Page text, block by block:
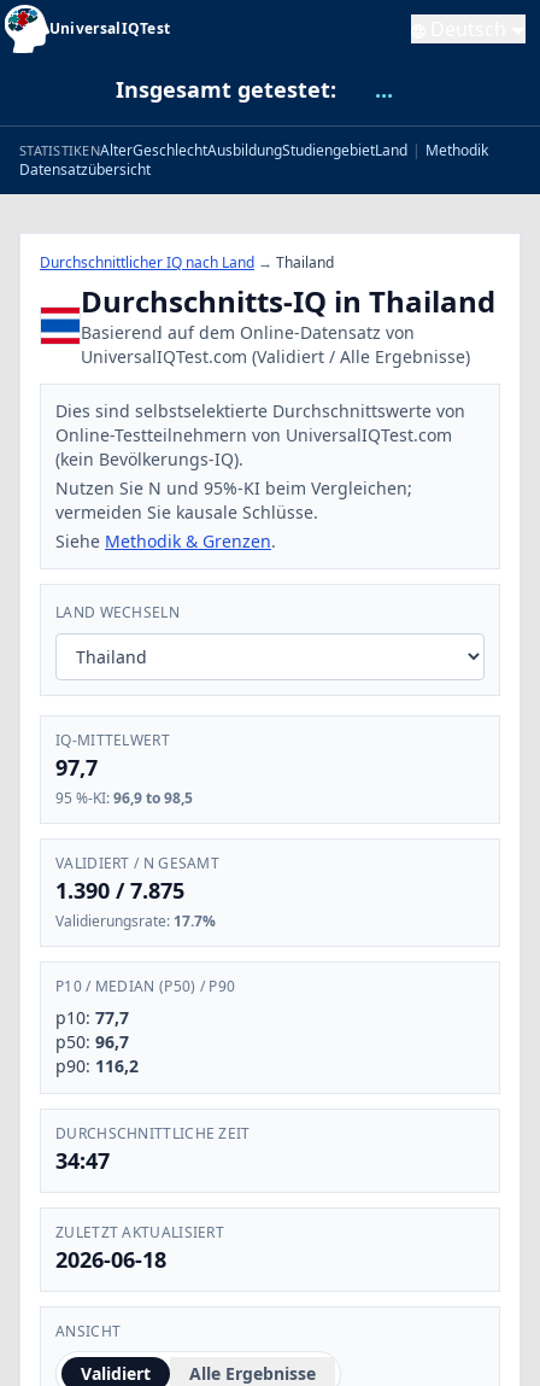
UniversalIQTest
Insgesamt getestet: ...
STATISTIKENAlterGeschlechtAusbildungStudiengebietLand | Methodik
Datensatzübersicht
Durchschnittlicher IQ nach Land → Thailand
Durchschnitts-IQ in Thailand
Basierend auf dem Online-Datensatz von
UniversalIQTest.com (Validiert / Alle Ergebnisse)
Dies sind selbstselektierte Durchschnittswerte von
Online-Testteilnehmern von UniversalIQTest.com
(kein Bevölkerungs-IQ).
Nutzen Sie N und 95%-KI beim Vergleichen;
vermeiden Sie kausale Schlüsse.
Siehe Methodik & Grenzen.
LAND WECHSELN
IQ-MITTELWERT
97,7
95 %-KI:96,9 to 98,5
VALIDIERT / N GESAMT
1.390 /7.875
Validierungsrate: 17.7%
P10/ MEDIAN (P50) / P90
p10: 77,7
p50: 96,7
p90: 116,2
DURCHSCHNITTLICHE ZEIT
34:47
ZULETZT AKTUALISIERT
2026-06-18
ANSICHT
Validiert Alle Ergebnisse